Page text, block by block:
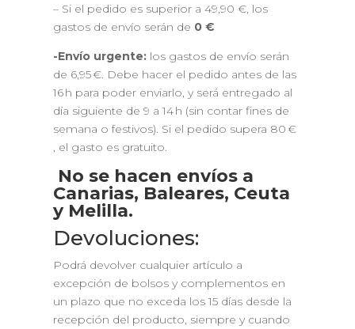
– Si el pedido es superior a 49,90 €, los
gastos de envío serán de 0 €
-Envío urgente: los gastos de envío serán
de 6,95 €. Debe hacer el pedido antes de las
16 h para poder enviarlo, y será entregado al
día siguiente de 9 a 14 h (sin contar fines de
semana o festivos). Si el pedido supera 80 €
, el gasto es gratuito.
No se hacen envíos a
Canarias, Baleares, Ceuta
y Melilla.
Devoluciones:
Podrá devolver cualquier artículo a
excepción de bolsos y complementos en
un plazo que no exceda los 15 días desde la
recepción del producto, siempre y cuando